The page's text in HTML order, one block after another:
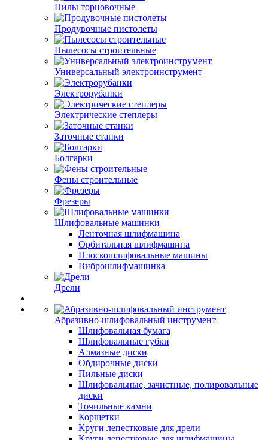
Пилы торцовочные
Продувочные пистолеты
Пылесосы строительные
Универсальный электроинструмент
Электрорубанки
Электрические степлеры
Заточные станки
Болгарки
Фены строительные
Фрезеры
Шлифовальные машинки
Ленточная шлифмашина
Орбитальная шлифмашина
Плоскошлифовальные машины
Виброшлифмашинка
Дрели
Абразивно-шлифовальный инструмент
Шлифовальная бумага
Шлифовальные губки
Алмазные диски
Обдирочные диски
Пильные диски
Шлифовальные, зачистные, полировальные
диски
Точильные камни
Корщетки
Круги лепестковые для дрели